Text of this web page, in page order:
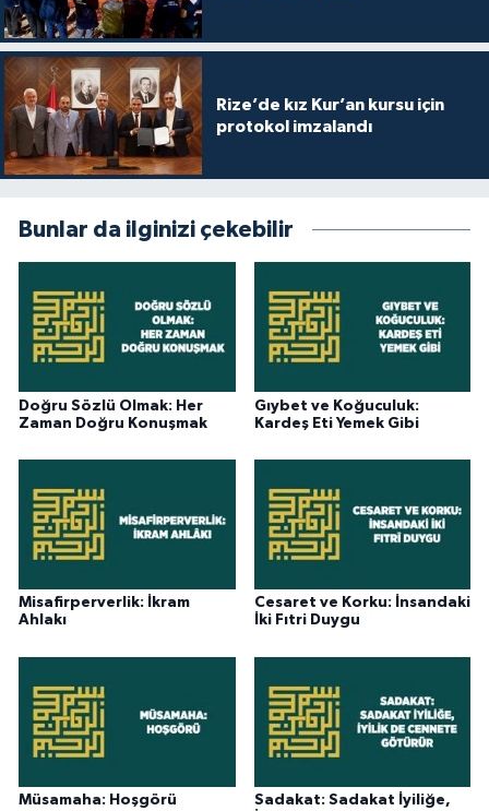
Rize’de kız Kur’an kursu için
protokol imzalandı
Bunlar da ilginizi çekebilir
Doğru Sözlü Olmak: Her
Zaman Doğru Konuşmak
Gıybet ve Koğuculuk:
Kardeş Eti Yemek Gibi
Misafirperverlik: İkram
Ahlakı
Cesaret ve Korku: İnsandaki
İki Fıtri Duygu
Müsamaha: Hoşgörü
Sadakat: Sadakat İyiliğe,